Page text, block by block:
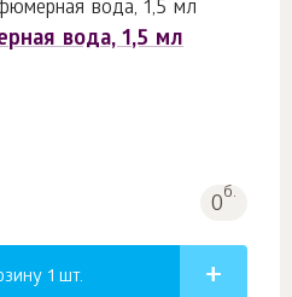
вода, 1,5 мл
0б.
1 шт.